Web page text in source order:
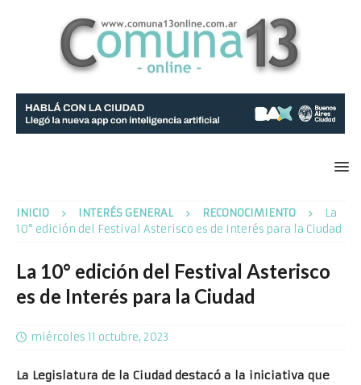
INICIO INTERÉS GENERAL RECONOCIMIENTO
La
10° edición del Festival Asterisco es de Interés para la Ciudad
La 10° edición del Festival Asterisco
es de Interés para la Ciudad
miércoles 11 octubre, 2023
La Legislatura de la Ciudad destacó a la iniciativa que